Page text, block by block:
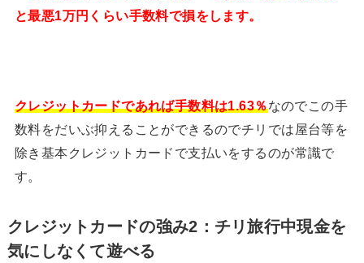
と最悪1万円くらい手数料で損をします。
クレジットカードであれば手数料は1.63％ なのでこの手
数料をだいぶ抑えることができるのでチリでは屋台等を
除き基本クレジットカードで支払いをするのが常識で
す。
クレジットカードの強み2：チリ旅行中現金を
気にしなくて遊べる